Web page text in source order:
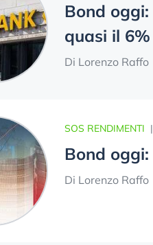
Bond
quasi il 6%
Di Lorenzo Raffo
SOS RENDIMENTI |
Bond
Di Lorenzo Raffo